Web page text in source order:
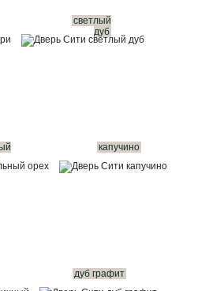
светлый
дуб
капучино
дуб графит